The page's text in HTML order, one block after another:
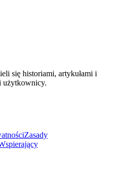
się historiami, artykułami i
użytkownicy.
Zasady